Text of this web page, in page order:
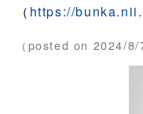
（ https://
（posted on 2024/8/7